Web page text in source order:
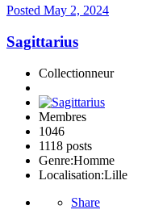
Posted May 2, 2024
Sagittarius
Collectionneur
Membres
1046
1118 posts
Genre:Homme
Localisation:Lille
Share